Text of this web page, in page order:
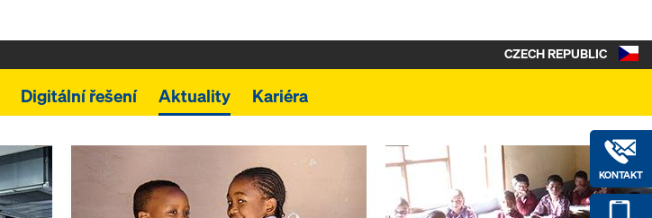
Digitální řešení Aktuality Kariéra
KONTAKT
CZECH REPUBLIC